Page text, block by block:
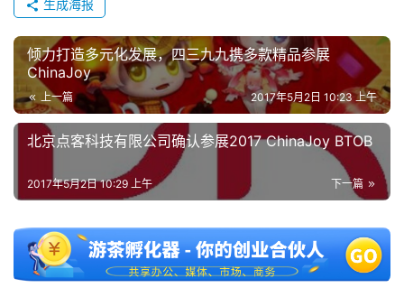
生成海报
倾力打造多元化发展，四三九九携多款精品参展
ChinaJoy
上一篇 2017年5月2日 10:23 上午
北京点客科技有限公司确认参展2017 ChinaJoy BTOB
下一篇
2017年5月2日 10:29 上午